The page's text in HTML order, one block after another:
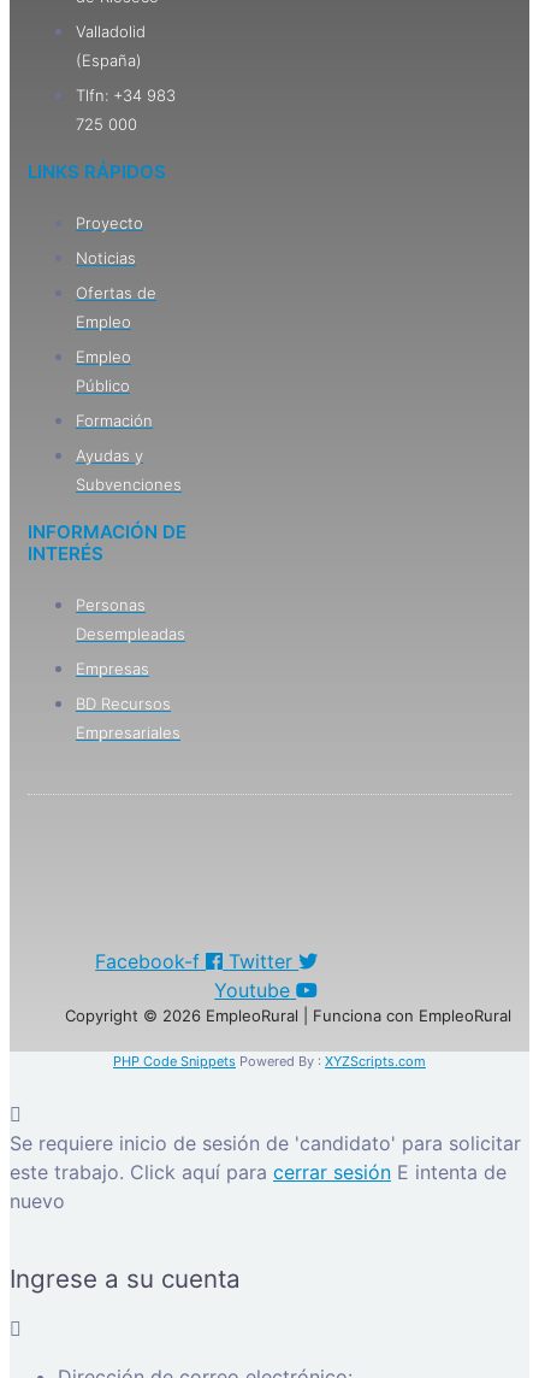
Valladolid
(España)
Tlfn: +34 983
725 000
LINKS RÁPIDOS
Proyecto
Noticias
Ofertas de
Empleo
Empleo
Público
Formación
Ayudas y
Subvenciones
INFORMACIÓN DE
INTERÉS
Personas
Desempleadas
Empresas
BD Recursos
Empresariales
Facebook-f
Twitter
Youtube
Copyright © 2026 EmpleoRural | Funciona con EmpleoRural
PHP Code Snippets Powered By : XYZScripts.com
Se requiere inicio de sesión de 'candidato' para solicitar
este trabajo. Click aquí para cerrar sesión E intenta de
nuevo
Ingrese a su cuenta